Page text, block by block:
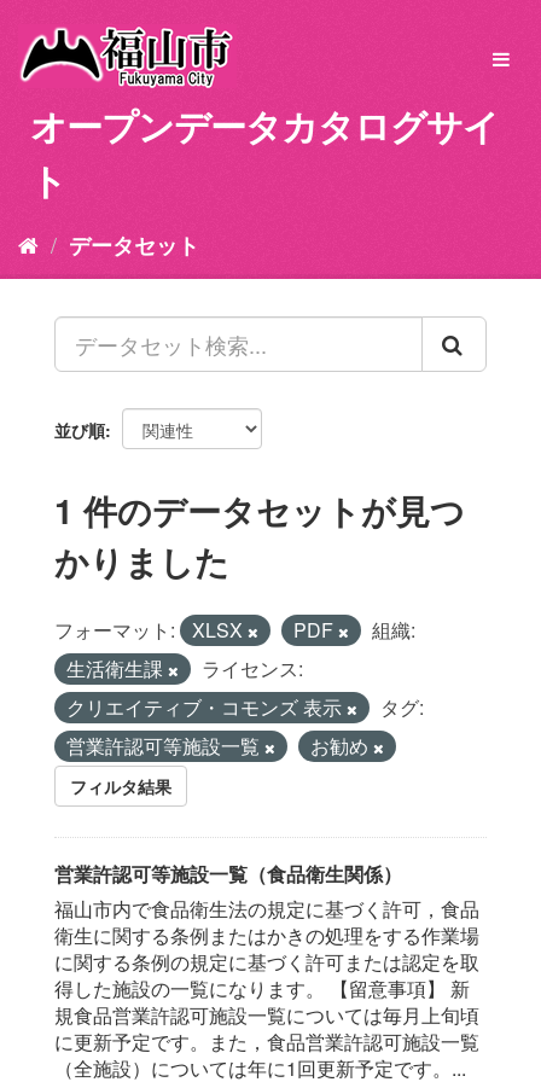
オープンデータカタログサイ
ト
データセット
並び順
1 件のデータセットが見つ
かりました
フォーマット: XLSX PDF
組織:
生活衛生課
ライセンス:
クリエイティブ・コモンズ 表示
タグ:
営業許認可等施設一覧
お勧め
フィルタ結果
営業許認可等施設一覧（食品衛生関係）
福山市内で食品衛生法の規定に基づく許可，食品
衛生に関する条例またはかきの処理をする作業場
に関する条例の規定に基づく許可または認定を取
得した施設の一覧になります。 【留意事項】 新
規食品営業許認可施設一覧については毎月上旬頃
に更新予定です。また，食品営業許認可施設一覧
（全施設）については年に1回更新予定です。...